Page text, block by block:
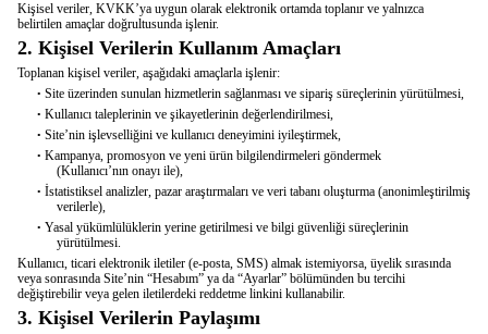
Kişisel veriler, KVKK’ya uygun olarak elektronik ortamda toplanır ve yalnızca
belirtilen amaçlar doğrultusunda işlenir.
2. Kişisel Verilerin Kullanım Amaçları
Toplanan kişisel veriler, aşağıdaki amaçlarla işlenir:
• Site üzerinden sunulan hizmetlerin sağlanması ve sipariş süreçlerinin yürütülmesi,
• Kullanıcı taleplerinin ve şikayetlerinin değerlendirilmesi,
• Site’nin işlevselliğini ve kullanıcı deneyimini iyileştirmek,
• Kampanya, promosyon ve yeni ürün bilgilendirmeleri göndermek
(Kullanıcı’nın onayı ile),
• İstatistiksel analizler, pazar araştırmaları ve veri tabanı oluşturma (anonimleştirilmiş
verilerle),
• Yasal yükümlülüklerin yerine getirilmesi ve bilgi güvenliği süreçlerinin
yürütülmesi.
Kullanıcı, ticari elektronik iletiler (e-posta, SMS) almak istemiyorsa, üyelik sırasında
veya sonrasında Site’nin “Hesabım” ya da “Ayarlar” bölümünden bu tercihi
değiştirebilir veya gelen iletilerdeki reddetme linkini kullanabilir.
3. Kişisel Verilerin Paylaşımı